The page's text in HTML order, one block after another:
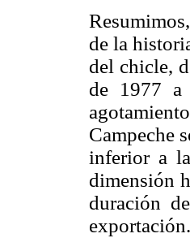
de la
del chicle,
de 1977 a
Campeche
inferior a
dimensión
duración
exportación.